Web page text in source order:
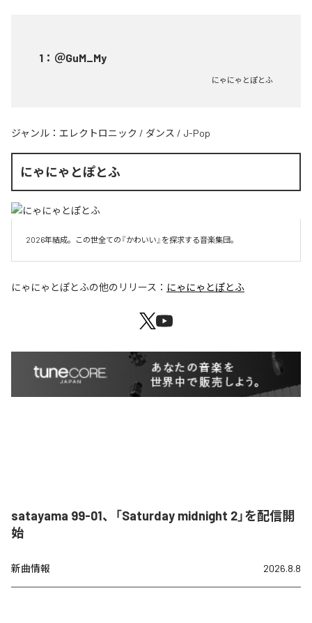
1 ： ＠GuM_My
にゃにゃとぽとふ
ジャンル： エレクトロニック / ダンス / J-Pop
にゃにゃとぽとふ
2026年結成。この世全ての『かわいい』を探求する音楽集団。
にゃにゃとぽとふの他のリリース： にゃにゃとぽとふ
satayama 99-01、「Saturday midnight 2」を配信開
始
新曲情報 2026.8.8